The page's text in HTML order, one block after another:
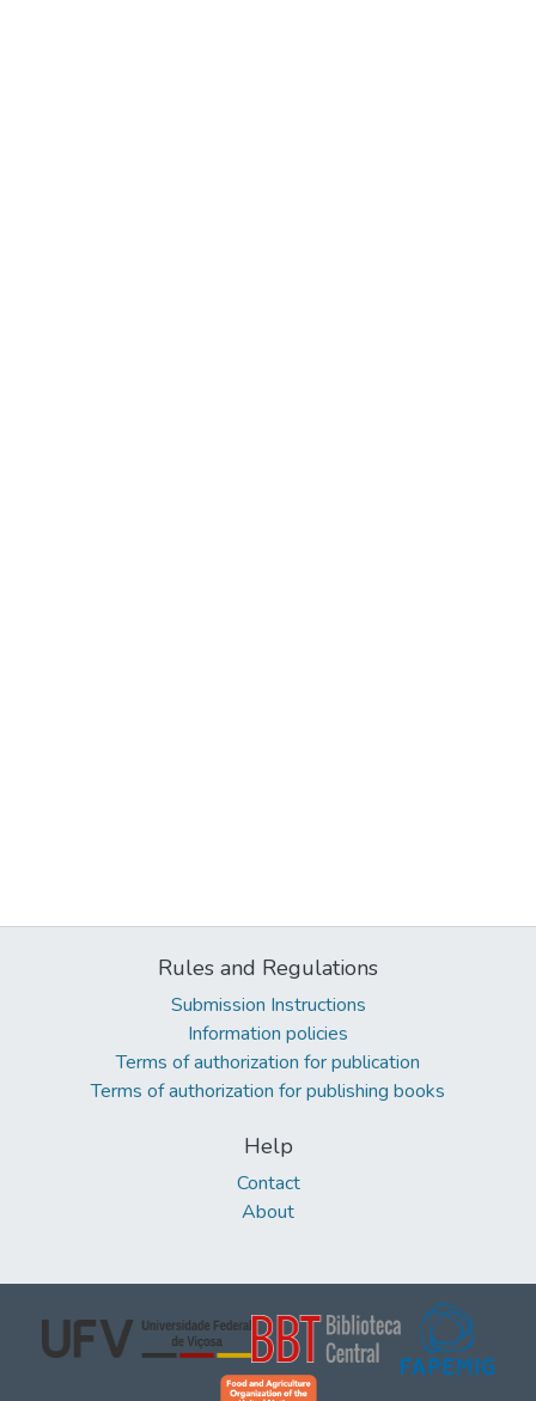
Rules and Regulations
Submission Instructions
Information policies
Terms of authorization for publication
Terms of authorization for publishing books
Help
Contact
About